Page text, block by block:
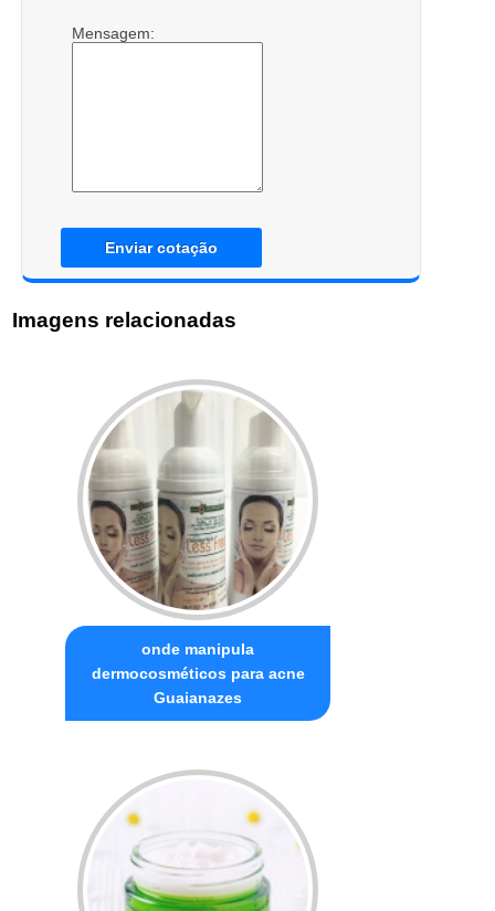
Mensagem:
Enviar cotação
Imagens relacionadas
onde manipula
dermocosméticos para acne
Guaianazes